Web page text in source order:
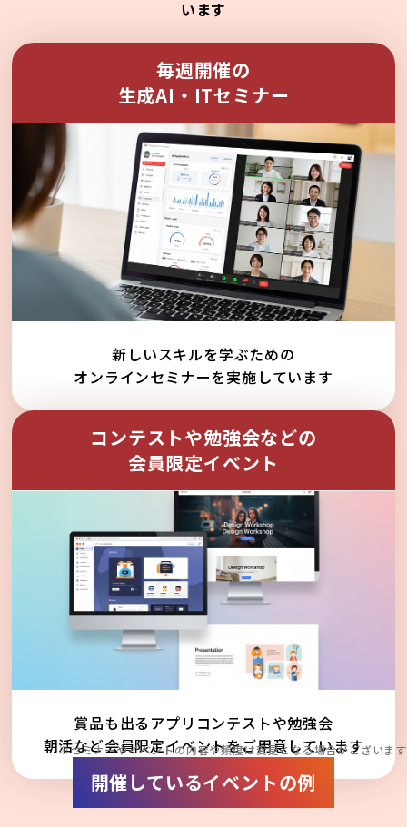
います
毎週開催の
生成AI・ITセミナー
新しいスキルを学ぶための
オンラインセミナーを実施しています
コンテストや勉強会などの
会員限定イベント
賞品も出るアプリコンテストや勉強会
朝活など会員限定イベントをご用意しています
※セミナーやイベントの内容や頻度は変更となる場合がございます
開催しているイベントの例